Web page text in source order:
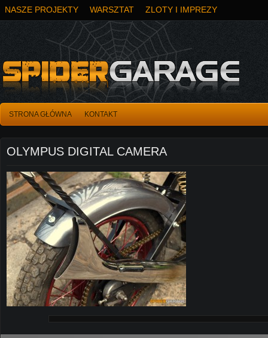
NASZE PROJEKTY WARSZTAT ZLOTY I IMPREZY
STRONA GŁÓWNA KONTAKT
OLYMPUS DIGITAL CAMERA